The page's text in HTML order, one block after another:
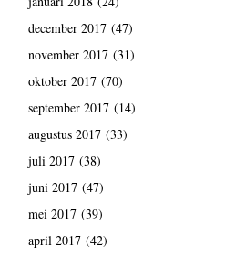
december 2017(47)
november 2017(31)
oktober 2017(70)
september 2017(14)
augustus 2017(33)
juli 2017(38)
juni 2017(47)
mei 2017(39)
april 2017(42)